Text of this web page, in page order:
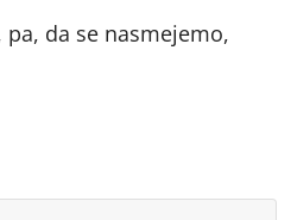
da se nasmejemo,